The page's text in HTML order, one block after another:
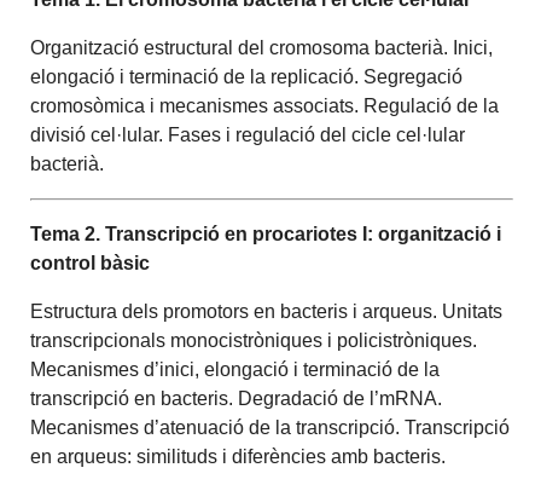
Organització estructural del cromosoma bacterià. Inici,
elongació i terminació de la replicació. Segregació
cromosòmica i mecanismes associats. Regulació de la
divisió cel·lular. Fases i regulació del cicle cel·lular
bacterià.
Tema 2. Transcripció en procariotes I: organització i
control bàsic
Estructura dels promotors en bacteris i arqueus. Unitats
transcripcionals monocistròniques i policistròniques.
Mecanismes d’inici, elongació i terminació de la
transcripció en bacteris. Degradació de l’mRNA.
Mecanismes d’atenuació de la transcripció. Transcripció
en arqueus: similituds i diferències amb bacteris.